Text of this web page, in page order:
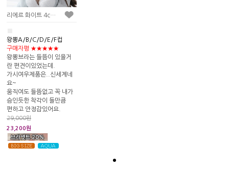
리에르 화이트 4cm 볼륨업 브라
왕뽕A/B/C/D/E/F컵
구매자평 ★★★★★
왕뽕브라는 들뜸이 있을거
란 편견이있었는데.
가시여우제품은..신세계네
요~
움직여도 들뜸없고 꼭 내가
슴인듯한 착각이 들만큼
편하고 안정감있어요.
29,000원
23,200원